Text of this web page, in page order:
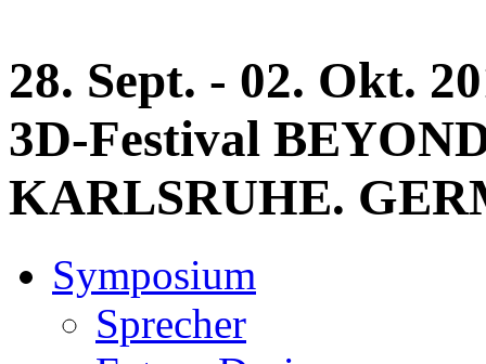
28. Sept. - 02. Okt.
3D-Festival
KARLSRUHE.
Symposium
Sprecher